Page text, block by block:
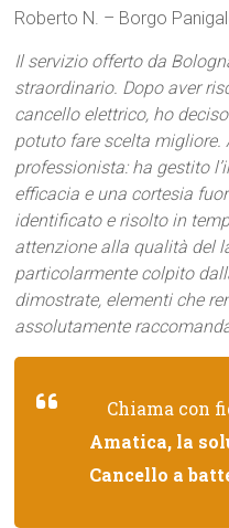
Roberto N. – Borgo
Il servizio offerto da
straordinario. Dopo aver
cancello elettrico, ho
potuto fare scelta migliore.
professionista: ha gestito
efficacia e una cortesia
identificato e risolto in
attenzione alla qualità del
particolarmente colpito
dimostrate, elementi che
assolutamente
Chiama con
Amatica, la
Cancello a